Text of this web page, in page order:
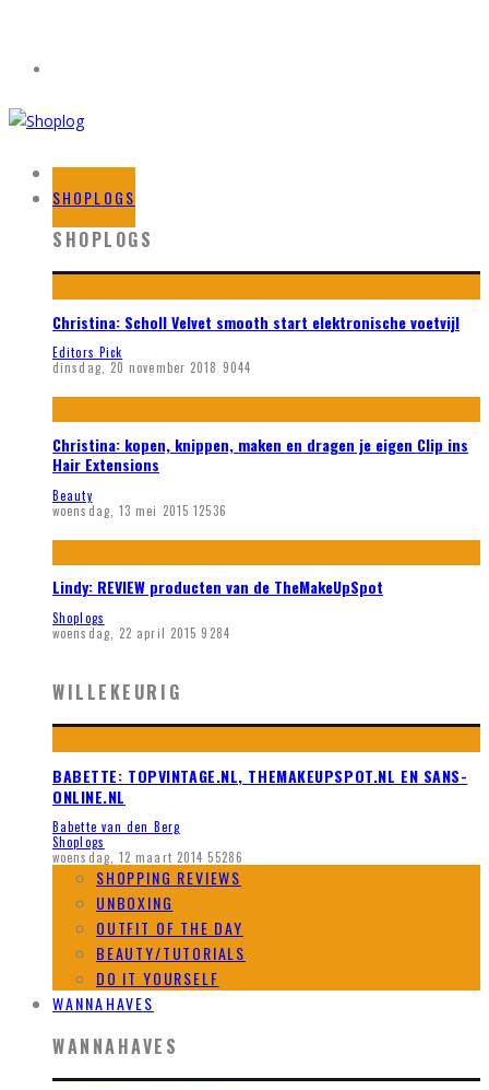
HOME
SHOPLOGS
SHOPLOGS
Christina: Scholl Velvet smooth start elektronische voetvijl
Editors Pick
dinsdag, 20 november 2018 9044
Christina: kopen, knippen, maken en dragen je eigen Clip ins
Hair Extensions
Beauty
woensdag, 13 mei 2015 12536
Lindy: REVIEW producten van de TheMakeUpSpot
Shoplogs
woensdag, 22 april 2015 9284
WILLEKEURIG
BABETTE: TOPVINTAGE.NL, THEMAKEUPSPOT.NL EN SANS-
ONLINE.NL
Babette van den Berg
Shoplogs
woensdag, 12 maart 2014 55286
SHOPPING REVIEWS
UNBOXING
OUTFIT OF THE DAY
BEAUTY/TUTORIALS
DO IT YOURSELF
WANNAHAVES
WANNAHAVES